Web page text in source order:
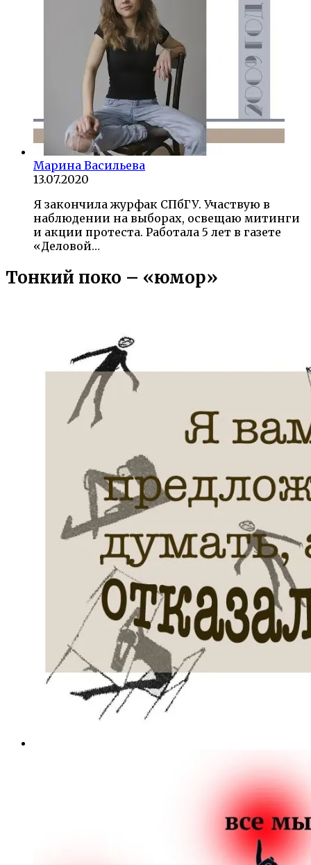
Марина Васильева
13.07.2020
Я закончила журфак СПбГУ. Участвую в
наблюдении на выборах, освещаю митинги
и акции протеста. Работала 5 лет в газете
«Деловой…
Тонкий поко – «юмор»